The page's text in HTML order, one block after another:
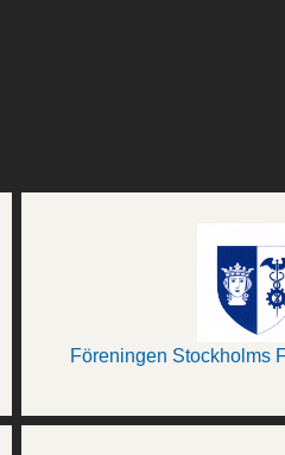
Föreningen Stockholms